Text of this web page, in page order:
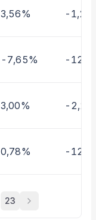
3,56% -
-7,65% -
3,00% -
0,78% -
23